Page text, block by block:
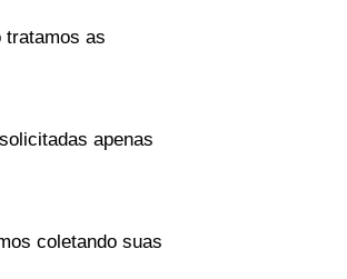
tratamos as
apenas
coletando suas